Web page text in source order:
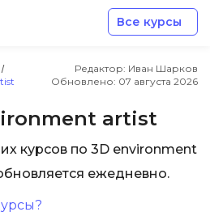
Все курсы
Редактор: Иван Шарков
Обновлено: 07 августа 2026
artist
курсов по 3D environment
ежедневно.